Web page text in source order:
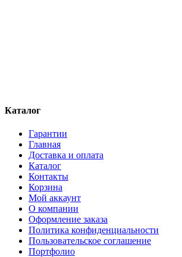
Каталог
Гарантии
Главная
Доставка и оплата
Каталог
Контакты
Корзина
Мой аккаунт
О компании
Оформление заказа
Политика конфиденциальности
Пользовательское соглашение
Портфолио